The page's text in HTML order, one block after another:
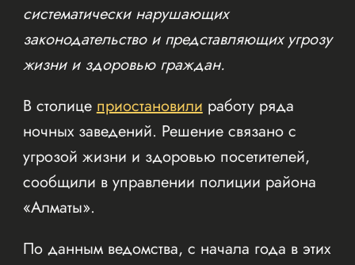
систематически нарушающих
законодательство и представляющих угрозу
жизни и здоровью граждан.
В столицеприостановилиработу ряда
ночных заведений. Решение связано с
угрозой жизни и здоровью посетителей,
сообщили в управлении полиции района
«Алматы».
По данным ведомства, с начала года в этих